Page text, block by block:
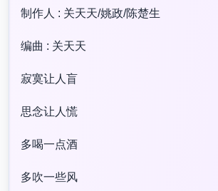
制作人 : 关天天/姚政/陈楚生
编曲 : 关天天
寂寞让人盲
思念让人慌
多喝一点酒
多吹一些风